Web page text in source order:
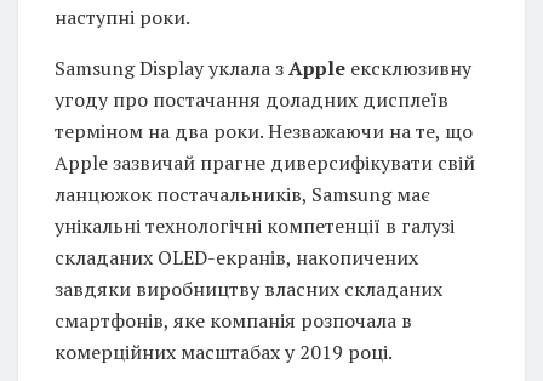
наступні роки.
Samsung Display уклала зApple ексклюзивну
угоду про постачання доладних дисплеїв
терміном на два роки. Незважаючи на те, що
Apple зазвичай прагне диверсифікувати свій
ланцюжок постачальників, Samsung має
унікальні технологічні компетенції в галузі
складаних OLED-екранів, накопичених
завдяки виробництву власних складаних
смартфонів, яке компанія розпочала в
комерційних масштабах у 2019 році.